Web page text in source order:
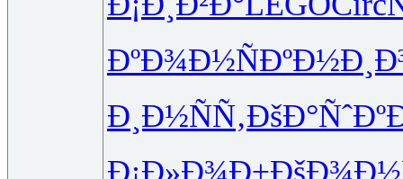
ÐºÐ¾Ð½Ñ
Ð¸Ð½ÑÑ‚ÐšÐ°ÑˆÐº
Ð¡Ð»Ð¾Ð±